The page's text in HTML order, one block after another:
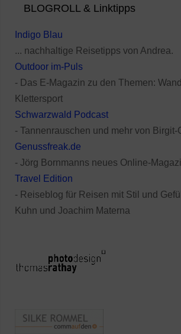
BLOGROLL & Linktipps
Indigo Blau
... nachhaltige Reisetipps von Andrea.
Outdoor im-Puls
- Das E-Magazin zu den Themen:
Klettersport
Schwarzwald Podcast
- Tannenrauschen und mehr von Birgit-
Genussfreak.de
- Jörg Bornmanns neues Online-
Travel Edition
- Reiseblog für Reisen mit Stil und
Kuhn und Joachim Materna